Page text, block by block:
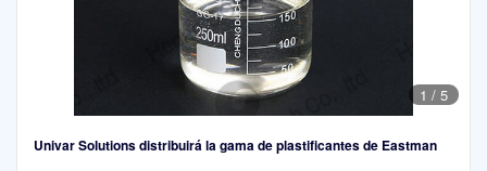
1 / 5
Univar Solutions distribuirá la gama de plastificantes de Eastman